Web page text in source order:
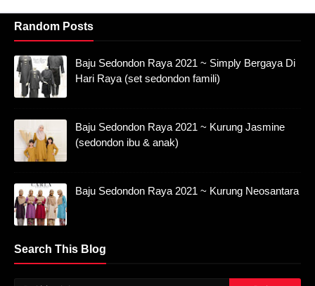
Random Posts
Baju Sedondon Raya 2021 ~ Simply Bergaya Di
Hari Raya (set sedondon famili)
Baju Sedondon Raya 2021 ~ Kurung Jasmine
(sedondon ibu & anak)
Baju Sedondon Raya 2021 ~ Kurung Neosantara
Search This Blog